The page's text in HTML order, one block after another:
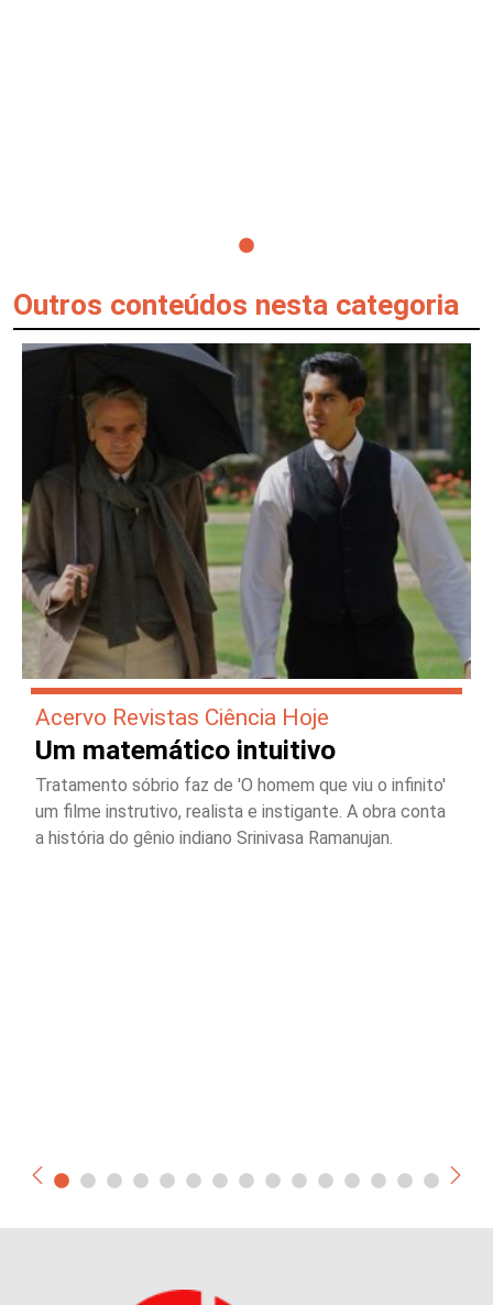
Outros conteúdos nesta categoria
Acervo Revistas Ciência Hoje
Um matemático intuitivo
Tratamento sóbrio faz de 'O homem que viu o infinito'
um filme instrutivo, realista e instigante. A obra conta
a história do gênio indiano Srinivasa Ramanujan.